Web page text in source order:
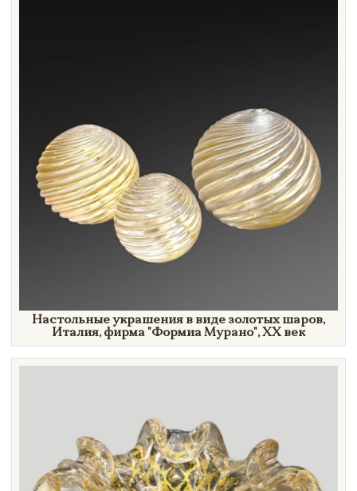
Настольные украшения в виде золотых шаров,
Италия, фирма"ФормиаМурано",XX век